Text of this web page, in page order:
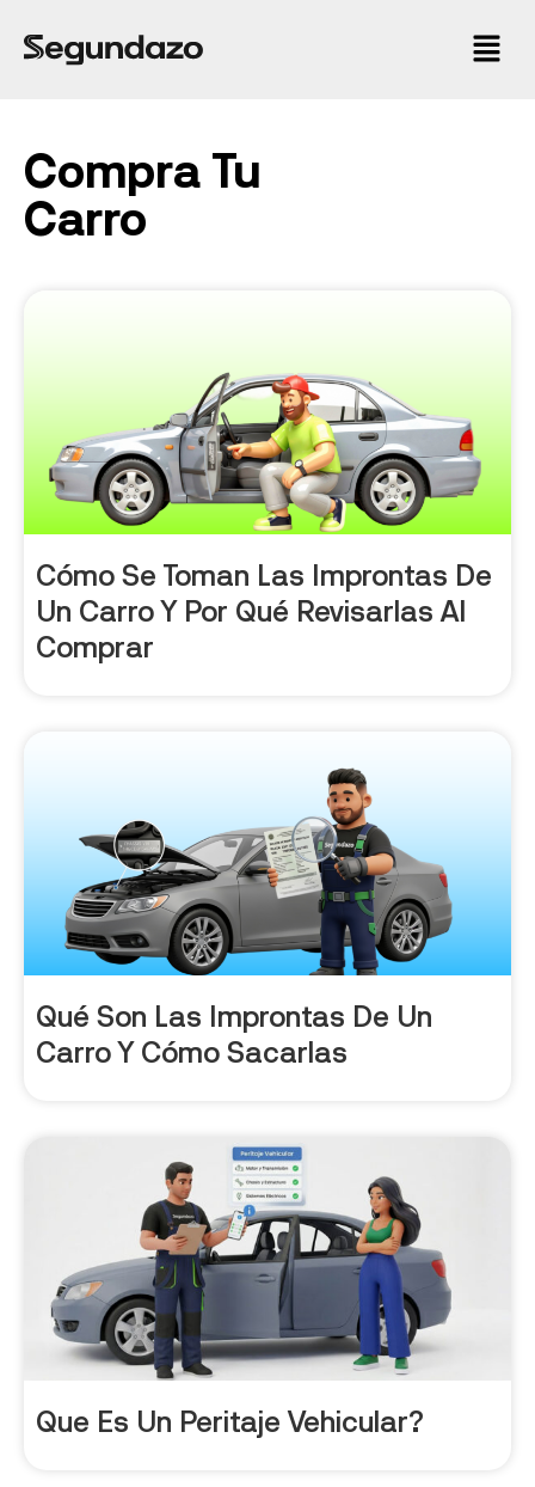
Compra Tu
Carro
Cómo Se Toman Las Improntas De
Un Carro Y Por Qué Revisarlas Al
Comprar
Qué Son Las Improntas De Un
Carro Y Cómo Sacarlas
Que Es Un Peritaje Vehicular?